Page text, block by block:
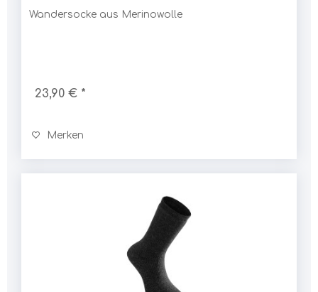
Wandersocke aus Merinowolle
23,90 € *
Merken